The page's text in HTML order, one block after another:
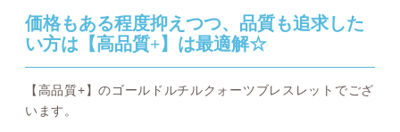
価格もある程度抑えつつ、品質も追求した
い方は【高品質+】は最適解☆
【高品質+】のゴールドルチルクォーツブレスレットでござ
います。